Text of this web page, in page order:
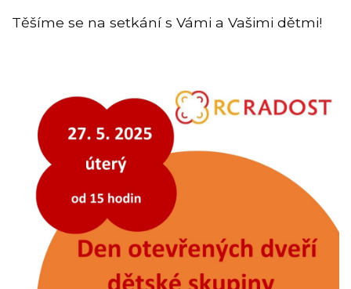
Těšíme se na setkání s Vámi a Vašimi dětmi!